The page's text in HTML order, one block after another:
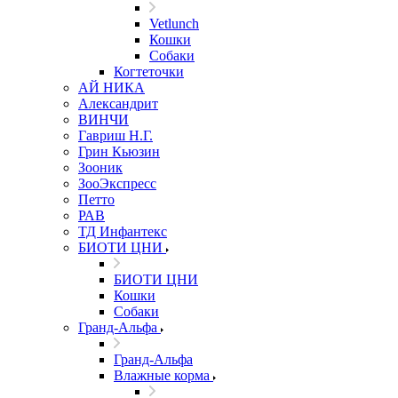
Vetlunch
Кошки
Собаки
Когтеточки
АЙ НИКА
Александрит
ВИНЧИ
Гавриш Н.Г.
Грин Кьюзин
Зооник
ЗооЭкспресс
Петто
РАВ
ТД Инфантекс
БИОТИ ЦНИ
БИОТИ ЦНИ
Кошки
Собаки
Гранд-Альфа
Гранд-Альфа
Влажные корма